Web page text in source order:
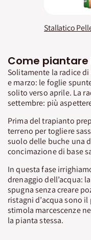
Stallatico
Come piantare
Solitamente la radice di
e marzo: le foglie
solito verso aprile. La
settembre: più
Prima del trapianto
terreno per togliere
suolo delle buche una
concimazione di base
In questa fase
drenaggio dell’acqua:
spugna senza creare
ristagni d’acqua sono
stimola marcescenze
la pianta stessa.